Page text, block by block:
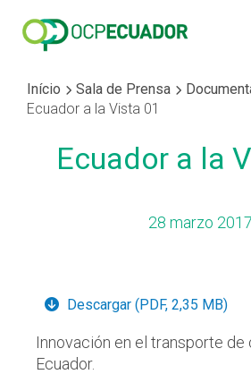
Início Sala de Prensa
Ecuador a la Vista 01
Ecuador a la
28 marzo 2017
Descargar (PDF, 2,35 MB)
Innovación en el transporte de
Ecuador.